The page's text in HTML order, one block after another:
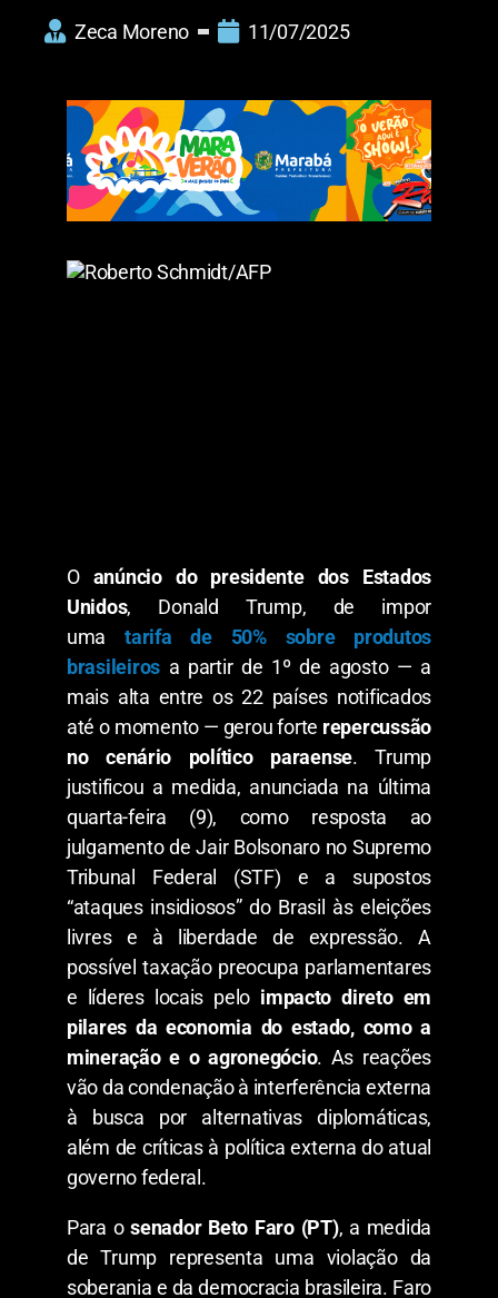
Zeca Moreno 11/07/2025
O anúncio do presidente dos Estados
Unidos, Donald Trump, de impor
uma tarifa de 50% sobre produtos
brasileiros a partir de 1º de agosto — a
mais alta entre os 22 países notificados
até o momento — gerou forte repercussão
no cenário político paraense. Trump
justificou a medida, anunciada na última
quarta-feira (9), como resposta ao
julgamento de Jair Bolsonaro no Supremo
Tribunal Federal (STF) e a supostos
“ataques insidiosos” do Brasil às eleições
livres e à liberdade de expressão. A
possível taxação preocupa parlamentares
e líderes locais pelo impacto direto em
pilares da economia do estado, como a
mineração e o agronegócio. As reações
vão da condenação à interferência externa
à busca por alternativas diplomáticas,
além de críticas à política externa do atual
governo federal.
Para osenador Beto Faro (PT), a medida
de Trump representa uma violação da
soberania e da democracia brasileira. Faro